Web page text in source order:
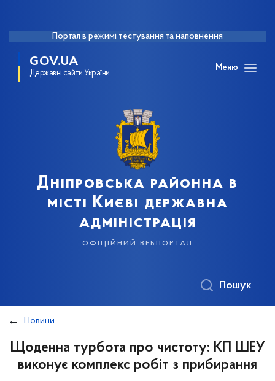
Портал в режимі тестування та наповнення
GOV.UA
Державні сайти України
Меню
Дніпровська районна в
місті Києві державна
адміністрація
офіційний вебпортал
Пошук
Новини
Щоденна турбота про чистоту: КП ШЕУ
виконує комплекс робіт з прибирання